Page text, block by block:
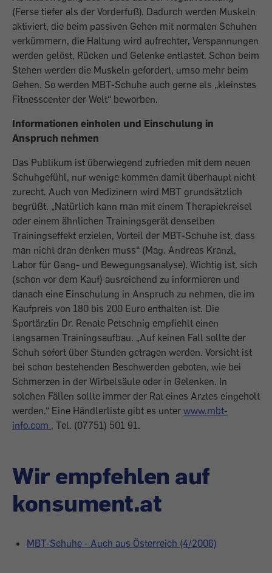
(Ferse tiefer als der Vorderfuß). Dadurch werden Muskeln
aktiviert, die beim passiven Gehen mit normalen Schuhen
verkümmern, die Haltung wird aufrechter, Verspannungen
werden gelöst, Rücken und Gelenke entlastet. Schon beim
Stehen werden die Muskeln gefordert, umso mehr beim
Gehen. So werden MBT-Schuhe auch gerne als „kleinstes
Fitnesscenter der Welt“ beworben.
Informationen einholen und Einschulung in
Anspruch nehmen
Das Publikum ist überwiegend zufrieden mit dem neuen
Schuhgefühl, nur wenige kommen damit überhaupt nicht
zurecht. Auch von Medizinern wird MBT grundsätzlich
begrüßt. „Natürlich kann man mit einem Therapiekreisel
oder einem ähnlichen Trainingsgerät denselben
Trainingseffekt erzielen, Vorteil der MBT-Schuhe ist, dass
man nicht dran denken muss“ (Mag. Andreas Kranzl,
Labor für Gang- und Bewegungsanalyse). Wichtig ist, sich
(schon vor dem Kauf) ausreichend zu informieren und
danach eine Einschulung in Anspruch zu nehmen, die im
Kaufpreis von 180 bis 200 Euro enthalten ist. Die
Sportärztin Dr. Renate Petschnig empfiehlt einen
langsamen Trainingsaufbau. „Auf keinen Fall sollte der
Schuh sofort über Stunden getragen werden. Vorsicht ist
bei schon bestehenden Beschwerden geboten, wie bei
Schmerzen in der Wirbelsäule oder in Gelenken. In
solchen Fällen sollte immer der Rat eines Arztes eingeholt
werden.“ Eine Händlerliste gibt es unter www.mbt-
info.com , Tel. (07751) 501 91.
Wir empfehlen auf
konsument.at
MBT-Schuhe - Auch aus Österreich (4/2006)